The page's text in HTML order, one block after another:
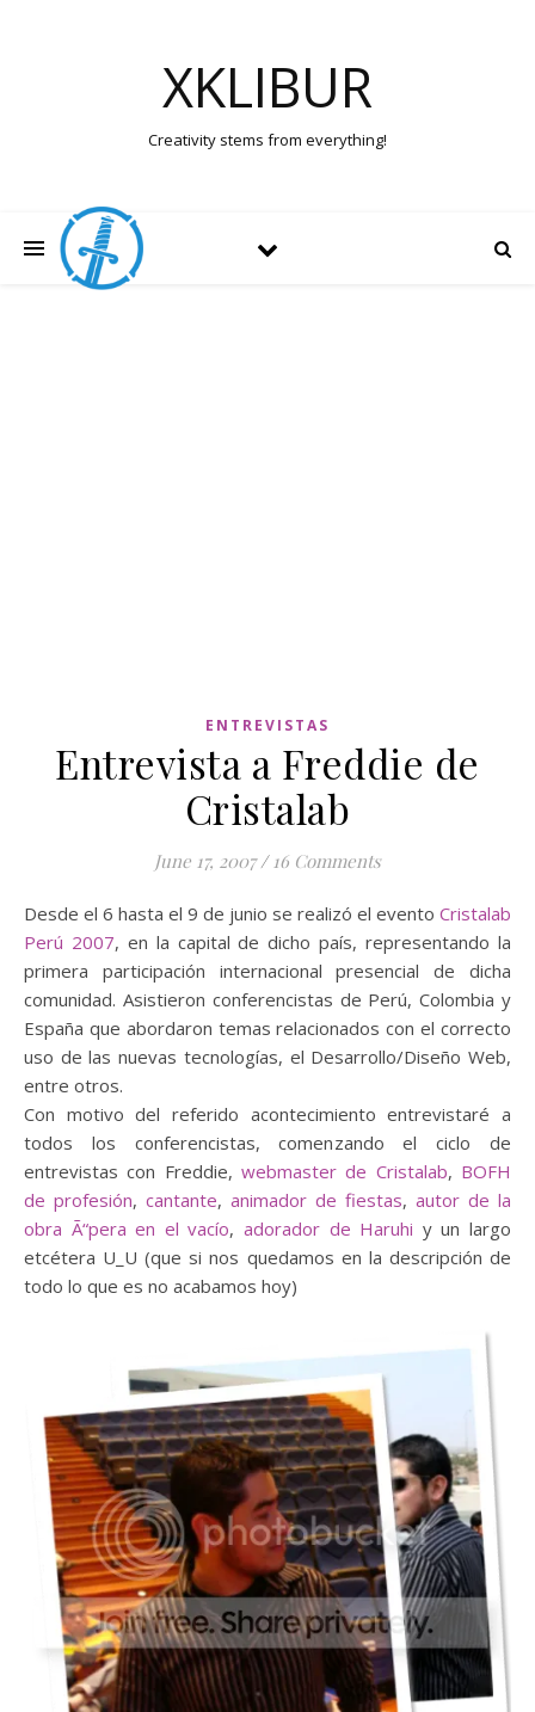
XKLIBUR
Creativity stems from everything!
ENTREVISTAS
Entrevista a Freddie de
Cristalab
June 17, 2007 / 16 Comments
Desde el 6 hasta el 9 de junio se realizó el evento Cristalab
Perú 2007, en la capital de dicho país, representando la
primera participación internacional presencial de dicha
comunidad. Asistieron conferencistas de Perú, Colombia y
España que abordaron temas relacionados con el correcto
uso de las nuevas tecnologías, el Desarrollo/Diseño Web,
entre otros.
Con motivo del referido acontecimiento entrevistaré a
todos los conferencistas, comenzando el ciclo de
entrevistas con Freddie, webmaster de Cristalab, BOFH
de profesión, cantante, animador de fiestas, autor de la
obra Ã“pera en el vacío,adorador de Haruhi y un largo
etcétera U_U (que si nos quedamos en la descripción de
todo lo que es no acabamos hoy)